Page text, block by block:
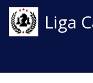
Liga